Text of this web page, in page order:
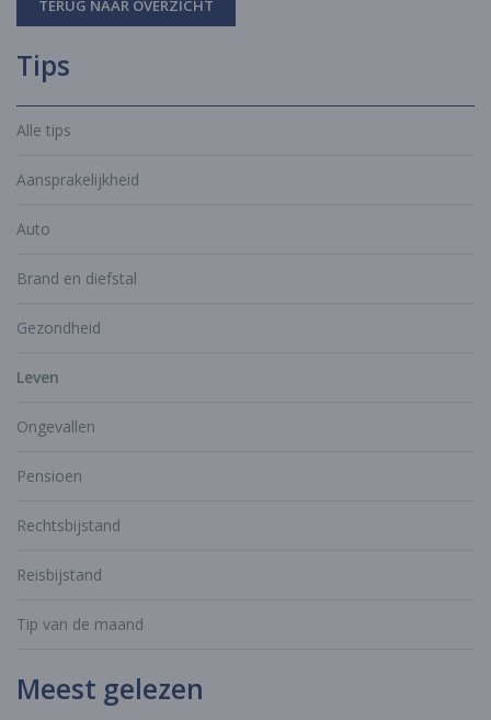
TERUG NAAR OVERZICHT
Tips
Alle tips
Aansprakelijkheid
Auto
Brand en diefstal
Gezondheid
Leven
Ongevallen
Pensioen
Rechtsbijstand
Reisbijstand
Tip van de maand
Meest gelezen